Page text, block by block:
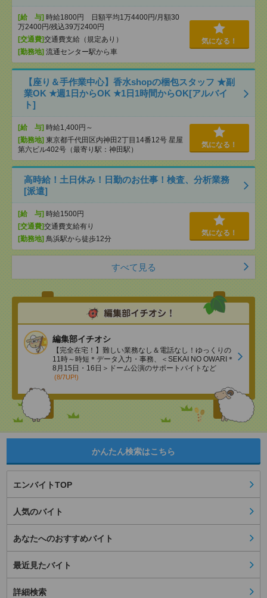
[給 与] 時給1800円 日額平均1万4400円/月額30
万2400円/残込39万2400円
[交通費]交通費支給（規定あり）
[勤務地] 流通センター駅から車
気になる！
【座り＆手作業中心】香水shopの梱包スタッフ ★副
業OK ★週1日からOK ★1日1時間からOK[アルバイ
ト]
[給 与] 時給1,400円～
[勤務地] 東京都千代田区内神田2丁目14番12号 星屋
第六ビル402号（最寄り駅：神田駅）
気になる！
高時給！土日休み！日勤のお仕事！検査、分析業務
[派遣]
[給 与] 時給1500円
[交通費]交通費支給有り
[勤務地] 鳥浜駅から徒歩12分
気になる！
すべて見る
編集部イチオシ
【完全在宅！】難しい業務なし＆電話なし！ゆっくりの
11時～時短＊データ入力・事務、＜SEKAI NO OWARI＊
8月15日・16日＞ドーム公演のサポートバイトなど
(8/7UP!)
かんたん検索はこちら
エンバイトTOP
人気のバイト
あなたへのおすすめバイト
最近見たバイト
詳細検索